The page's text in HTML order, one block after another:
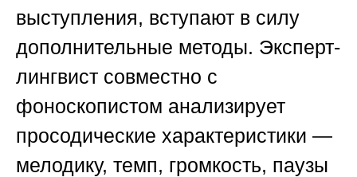
выступления, вступают в силу
дополнительные методы. Эксперт-
лингвист совместно с
фоноскопистом анализирует
просодические характеристики —
мелодику, темп, громкость, паузы